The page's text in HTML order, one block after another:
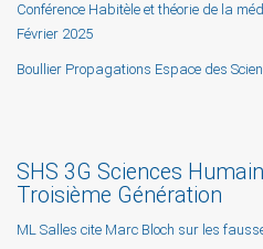
Conférence Habitèle et théorie de la
Février 2025
Boullier Propagations Espace des
SHS 3G Sciences
Troisième Génération
ML Salles cite Marc Bloch sur les